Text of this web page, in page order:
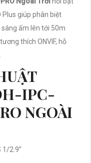
Plus giúp phân biệt
ấm lên tới 50m
thích ONVIF, hỗ
IPC-
NGOÀI
1/2.9”